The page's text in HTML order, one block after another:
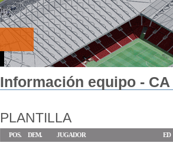
Información equipo - CA
PLANTILLA
POS. DEM. JUGADOR
ED